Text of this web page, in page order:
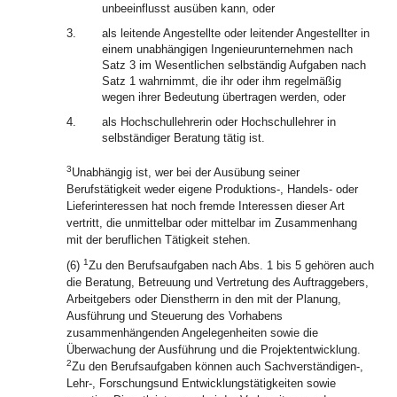
unbeeinflusst ausüben kann, oder
3.
als leitende Angestellte oder leitender Angestellter in
einem unabhängigen Ingenieurunternehmen nach
Satz 3 im Wesentlichen selbständig Aufgaben nach
Satz 1 wahrnimmt, die ihr oder ihm regelmäßig
wegen ihrer Bedeutung übertragen werden, oder
4.
als Hochschullehrerin oder Hochschullehrer in
selbständiger Beratung tätig ist.
3Unabhängig ist, wer bei der Ausübung seiner
Berufstätigkeit weder eigene Produktions-, Handels- oder
Lieferinteressen hat noch fremde Interessen dieser Art
vertritt, die unmittelbar oder mittelbar im Zusammenhang
mit der beruflichen Tätigkeit stehen.
(6) 1Zu den Berufsaufgaben nach Abs. 1 bis 5 gehören auch
die Beratung, Betreuung und Vertretung des Auftraggebers,
Arbeitgebers oder Dienstherrn in den mit der Planung,
Ausführung und Steuerung des Vorhabens
zusammenhängenden Angelegenheiten sowie die
Überwachung der Ausführung und die Projektentwicklung.
2Zu den Berufsaufgaben können auch Sachverständigen-,
Lehr-, Forschungsund Entwicklungstätigkeiten sowie